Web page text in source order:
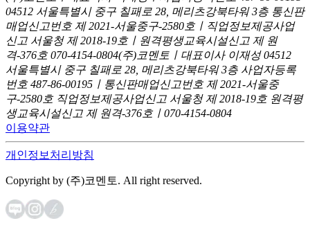
04512 서울특별시 중구 칠패로 28, 메리츠강북타워 3층 통신판
매업신고번호 제 2021-서울중구-2580호ㅣ직업정보제공사업
신고 서울청 제 2018-19호ㅣ원격평생교육시설신고 제 원
격-376호 070-4154-0804(주)코멘토ㅣ대표이사 이재성 04512
서울특별시 중구 칠패로 28, 메리츠강북타워 3층 사업자등록
번호 487-86-00195ㅣ통신판매업신고번호 제 2021-서울중
구-2580호 직업정보제공사업신고 서울청 제 2018-19호 원격평
생교육시설신고 제 원격-376호ㅣ070-4154-0804
이용약관
개인정보처리방침
Copyright by (주)코멘토. All right reserved.